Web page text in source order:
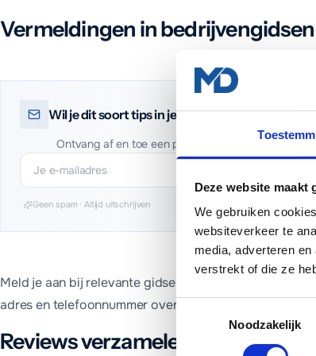
Deze website maakt
We gebruiken
websiteverkeer te
media, adverteren
verstrekt of die ze
Toestemmingsselectie
Noodzakelijk
Vermeldingen in bedrijvengidsen
Wil je dit soort tips in je inbox?
Ontvang af en toe een praktisch artikel over
Geen spam · Altijd uitschrijven
Meld je aan bij relevante gidsen zoals Telefoonboek,
adres en telefoonnummer overal hetzelfde zijn.
Reviews verzamelen